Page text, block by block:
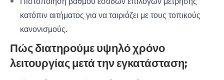
κατόπιν αιτήματος για να ταιριάζει με τους τοπικούς
κανονισμούς.
Πώς διατηρούμε υψηλό χρόνο
λειτουργίας μετά την εγκατάσταση;